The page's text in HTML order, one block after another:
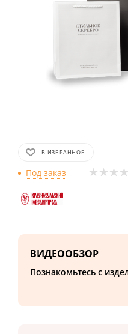
В ИЗБРАННОЕ
Под заказ
ВИДЕООБЗОР
Познакомьтесь с